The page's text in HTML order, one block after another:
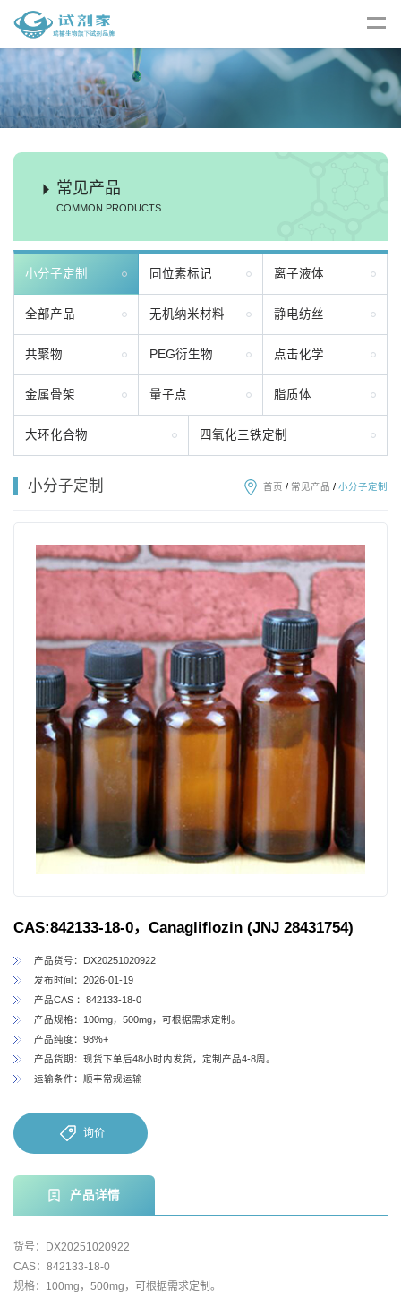
常见产品
COMMON PRODUCTS
小分子定制 同位素标记 离子液体
全部产品 无机纳米材料 静电纺丝
共聚物 PEG衍生物 点击化学
金属骨架 量子点 脂质体
大环化合物 四氧化三铁定制
小分子定制 首页 / 常见产品 / 小分子定制
CAS:842133-18-0，Canagliflozin (JNJ 28431754)
产品货号：DX20251020922
发布时间：2026-01-19
产品CAS ：842133-18-0
产品规格：100mg，500mg，可根据需求定制。
产品纯度：98%+
产品货期：现货下单后48小时内发货，定制产品4-8周。
运输条件：顺丰常规运输
询价
产品详情
货号：DX20251020922
CAS：842133-18-0
规格：100mg，500mg，可根据需求定制。